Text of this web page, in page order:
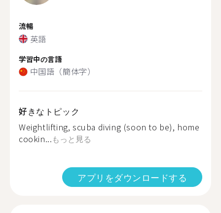
流暢
英語
学習中の言語
中国語（簡体字）
好きなトピック
Weightlifting, scuba diving (soon to be), home
cookin...もっと見る
アプリをダウンロードする